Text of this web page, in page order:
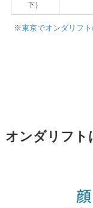
下）
※東京でオンダリフ
オンダリフト